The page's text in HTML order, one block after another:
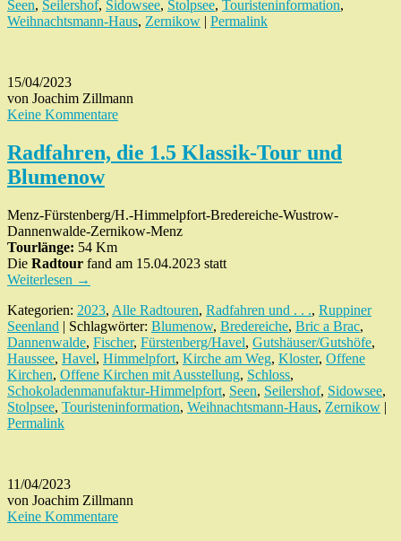
Seen, Seilershof, Sidowsee, Stolpsee, Touristeninformation,
Weihnachtsmann-Haus, Zernikow | Permalink
15/04/2023
von Joachim Zillmann
Keine Kommentare
Radfahren, die 1.5 Klassik-Tour und
Blumenow
Menz-Fürstenberg/H.-Himmelpfort-Bredereiche-Wustrow-
Dannenwalde-Zernikow-Menz
Tourlänge: 54 Km
Die Radtour fand am 15.04.2023 statt
Weiterlesen →
Kategorien: 2023, Alle Radtouren, Radfahren und . . ., Ruppiner
Seenland | Schlagwörter: Blumenow, Bredereiche, Bric a Brac,
Dannenwalde, Fischer, Fürstenberg/Havel, Gutshäuser/Gutshöfe,
Haussee, Havel, Himmelpfort, Kirche am Weg, Kloster, Offene
Kirchen, Offene Kirchen mit Ausstellung, Schloss,
Schokoladenmanufaktur-Himmelpfort, Seen, Seilershof, Sidowsee,
Stolpsee, Touristeninformation, Weihnachtsmann-Haus, Zernikow |
Permalink
11/04/2023
von Joachim Zillmann
Keine Kommentare